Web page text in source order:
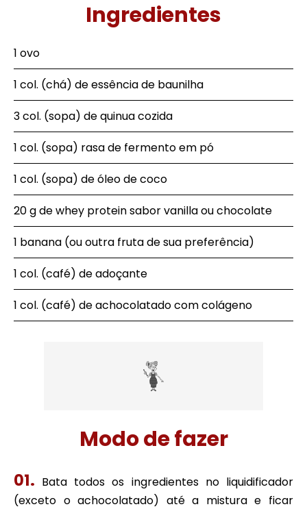
Ingredientes
1 ovo
1 col. (chá) de essência de baunilha
3 col. (sopa) de quinua cozida
1 col. (sopa) rasa de fermento em pó
1 col. (sopa) de óleo de coco
20 g de whey protein sabor vanilla ou chocolate
1 banana (ou outra fruta de sua preferência)
1 col. (café) de adoçante
1 col. (café) de achocolatado com colágeno
Modo de fazer
Bata todos os ingredientes no liquidificador
(exceto o achocolatado) até a mistura e ficar